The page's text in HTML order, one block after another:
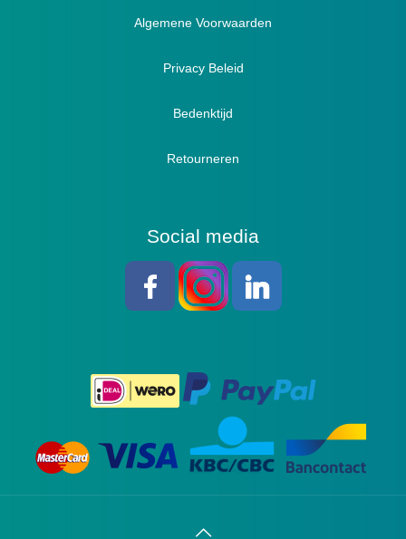
Pantoffels
Sandalen
Algemene Voorwaarden
Privacy Beleid
Bedenktijd
Retourneren
Social media